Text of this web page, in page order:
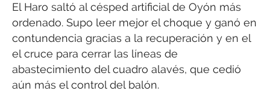
El Haro saltó al césped artificial de Oyón más
ordenado. Supo leer mejor el choque y ganó en
contundencia gracias a la recuperación y en el
el cruce para cerrar las líneas de
abastecimiento del cuadro alavés, que cedió
aún más el control del balón.